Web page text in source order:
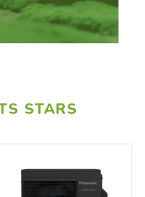
STARS